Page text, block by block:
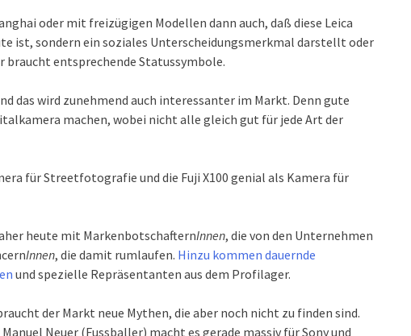
oder mit freizügigen Modellen dann auch, daß diese Leica
ist, sondern ein soziales Unterscheidungsmerkmal darstellt oder
braucht entsprechende Statussymbole.
das wird zunehmend auch interessanter im Markt. Denn gute
machen, wobei nicht alle gleich gut für jede Art der
für Streetfotografie und die Fuji X100 genial als Kamera für
heute mit MarkenbotschafternInnen, die von den Unternehmen
Innen, die damit rumlaufen. Hinzu kommen dauernde
und spezielle Repräsentanten aus dem Profilager.
der Markt neue Mythen, die aber noch nicht zu finden sind.
Neuer (Fussballer) macht es gerade massiv für Sony und